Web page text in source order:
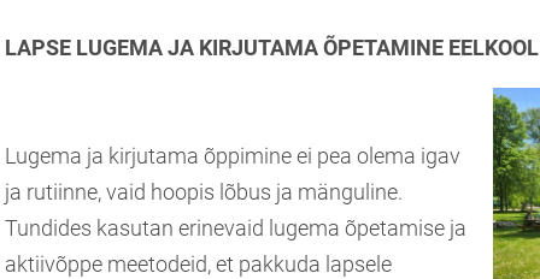
LAPSE LUGEMA JA KIRJUTAMA ÕPETAMINE
Lugema ja kirjutama õppimine ei pea olema igav
ja rutiinne, vaid hoopis lõbus ja mänguline.
Tundides kasutan erinevaid lugema õpetamise ja
aktiivõppe meetodeid, et pakkuda lapsele